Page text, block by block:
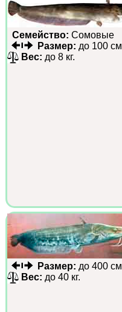
Семейство: Сомовые
Размер: до 100 см
Вес: до 8 кг.
Размер: до 400 см
Вес: до 40 кг.